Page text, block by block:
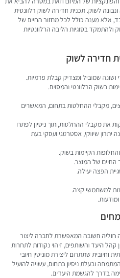
לשוק. תכנית חדירה לשוק רלוונטית
אלא מענה כולל לכל מחזור החיים של
ולהתמקד בסוגיות הליבה הרלוונטיות
חדירה לשוק
ושונה שמוביל ומצדיק קבלת פרמיות.
בשוק הרלוונטי והמסוים.
מקבלי ההחלטות בתחום, המאשרים
את מקבלי ההחלטות, תוך ניסיון לפתח
שיווקי, אסטרטגי ועסקי בעת
הקיימות בשוק.
החיים של המוצר.
הפצה יעילה.
למשתמשי קצה.
חוליה חשובה המאפשרת לחברה ליצור
קהל היעד והשותפים, זיהוי נקודות לתחרות
וחיובית שתתרום ליצירת מוניטין חיובי
ובעלת ניסיון בתחום, עשויה להועיל
בדרך להגשמת היעדים.